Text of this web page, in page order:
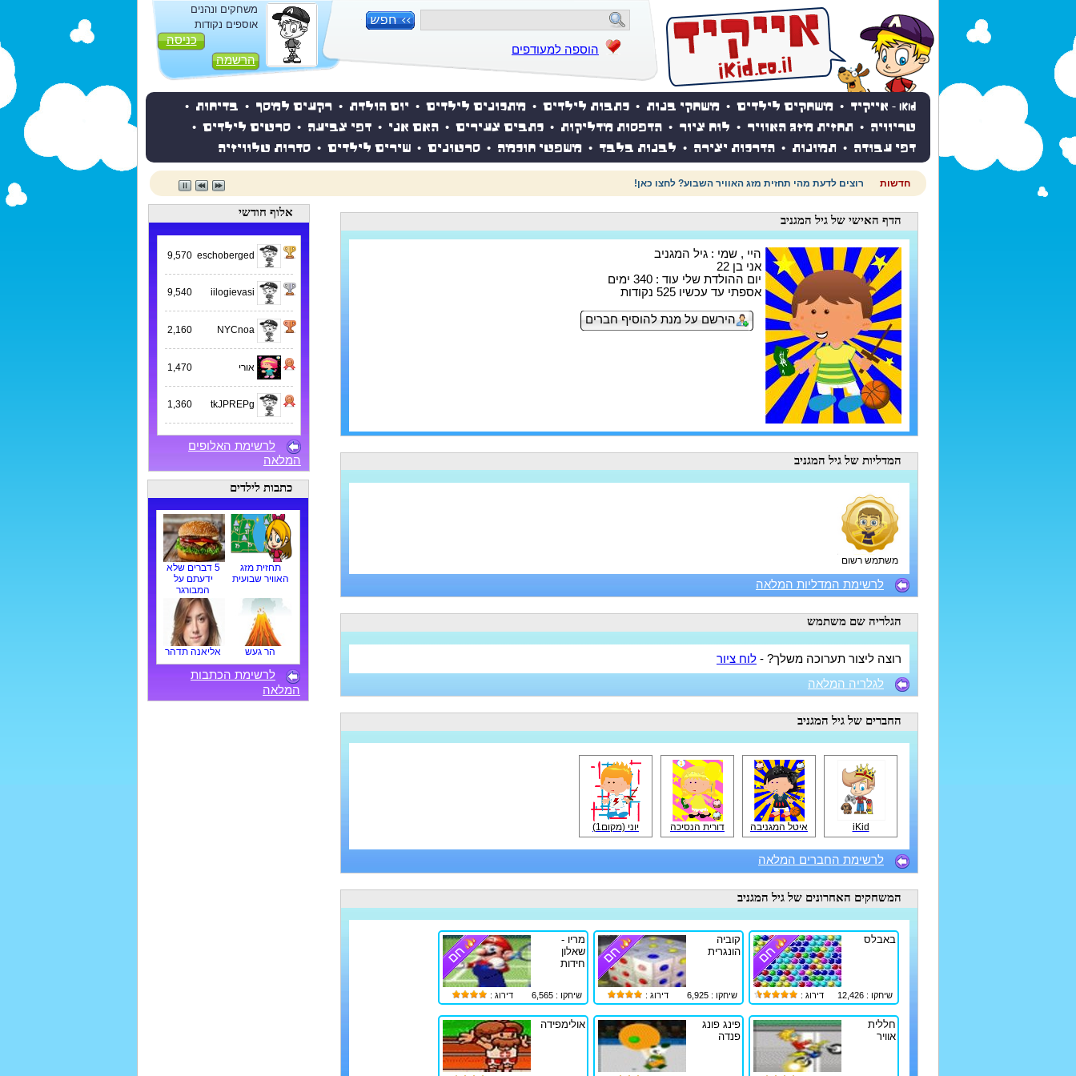
הוספה למעודפים
משחקים ונהנים
אוספים נקודות
כניסה
הרשמה
iKid - אייקיד • משחקים לילדים • משחקי בנות • כתבות לילדים • מתכונים לילדים • יום הולדת • רקעים למסך • בדיחות •
טריוויה • תחזית מזג האוויר • לוח ציור • הדפסות מדליקות • כתבים צעירים • האם אני • דפי צביעה • סרטים לילדים •
דפי עבודה • תמונות • הדרכות יצירה • לבנות בלבד • משפטי חוכמה • סרטונים • שירים לילדים • סדרות טלוויזיה
חדשות רוצים לדעת מהי תחזית מזג האוויר השבוע? לחצו כאן!
הדף האישי של גיל המגניב
היי , שמי : גיל המגניב
אני בן 22
יום ההולדת שלי עוד : 340 ימים
אספתי עד עכשיו 525 נקודות
הירשם על מנת להוסיף חברים
המדליות של גיל המגניב
משתמש רשום
לרשימת המדליות המלאה
הגלריה שם משתמש
רוצה ליצור תערוכה משלך? - לוח ציור
לגלריה המלאה
החברים של גיל המגניב
iKid איטל המגניבה דורית הנסיכה יוני (מקום1)
לרשימת החברים המלאה
המשחקים האחרונים של גיל המגניב
באבלס
שיחקו : 12,426 דירוג :
קוביה
הונגרית
שיחקו : 6,925 דירוג :
מריו -
שאלון
חידות
שיחקו : 6,565 דירוג :
חללית
אוויר
פינג פונג
פנדה
אולימפידה
אלוף חודשי
9,570
9,540
2,160
אורי 1,470
1,360
לרשימת האלופים
המלאה
כתבות לילדים
תחזית מזג
האוויר שבועית
5 דברים שלא
ידעתם על
המבורגר
הר געש אליאנה תדהר
לרשימת הכתבות
המלאה